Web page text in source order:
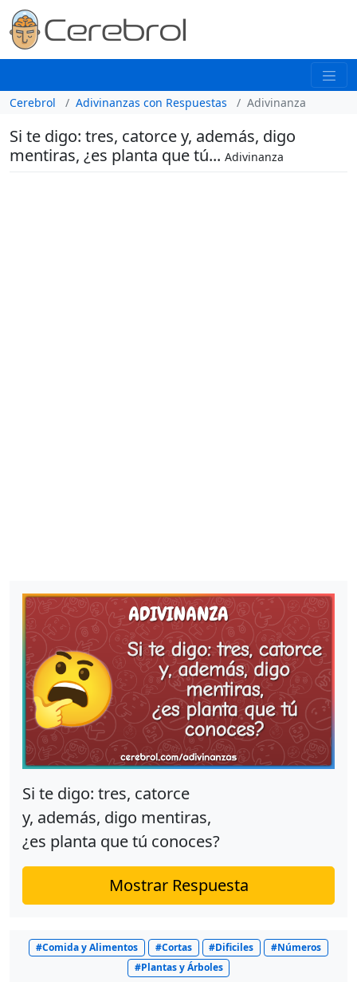
Cerebrol Adivinanzas con Respuestas Adivinanza
Si te digo: tres, catorce y, además, digo
mentiras, ¿es planta que tú... Adivinanza
Si te digo: tres, catorce
y, además, digo mentiras,
¿es planta que tú conoces?
Mostrar Respuesta
#Comida y Alimentos #Cortas #Dificiles
#Números
#Plantas y Árboles